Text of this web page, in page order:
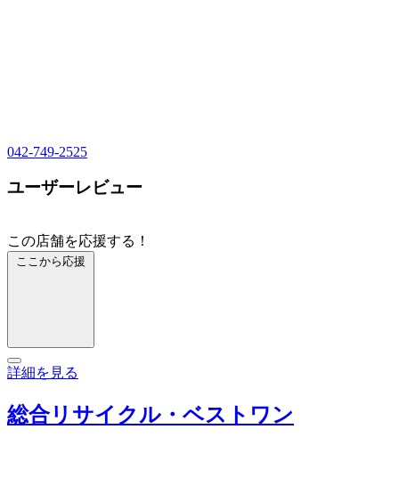
042-749-2525
ユーザーレビュー
この店舗を応援する！
ここから応援
詳細を見る
総合リサイクル・ベストワン